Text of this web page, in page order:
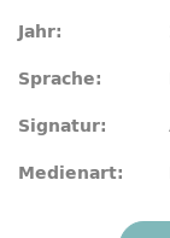
Jahr:
Sprache:
Signatur:
Medienart: